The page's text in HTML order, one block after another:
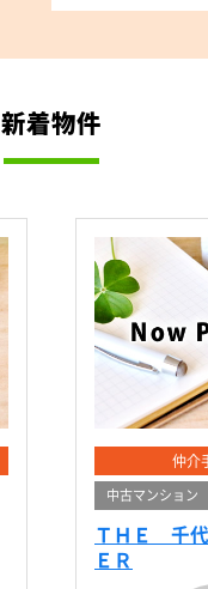
新着物件
仲介
中古マンション
ＴＨＥ 千
ＥＲ